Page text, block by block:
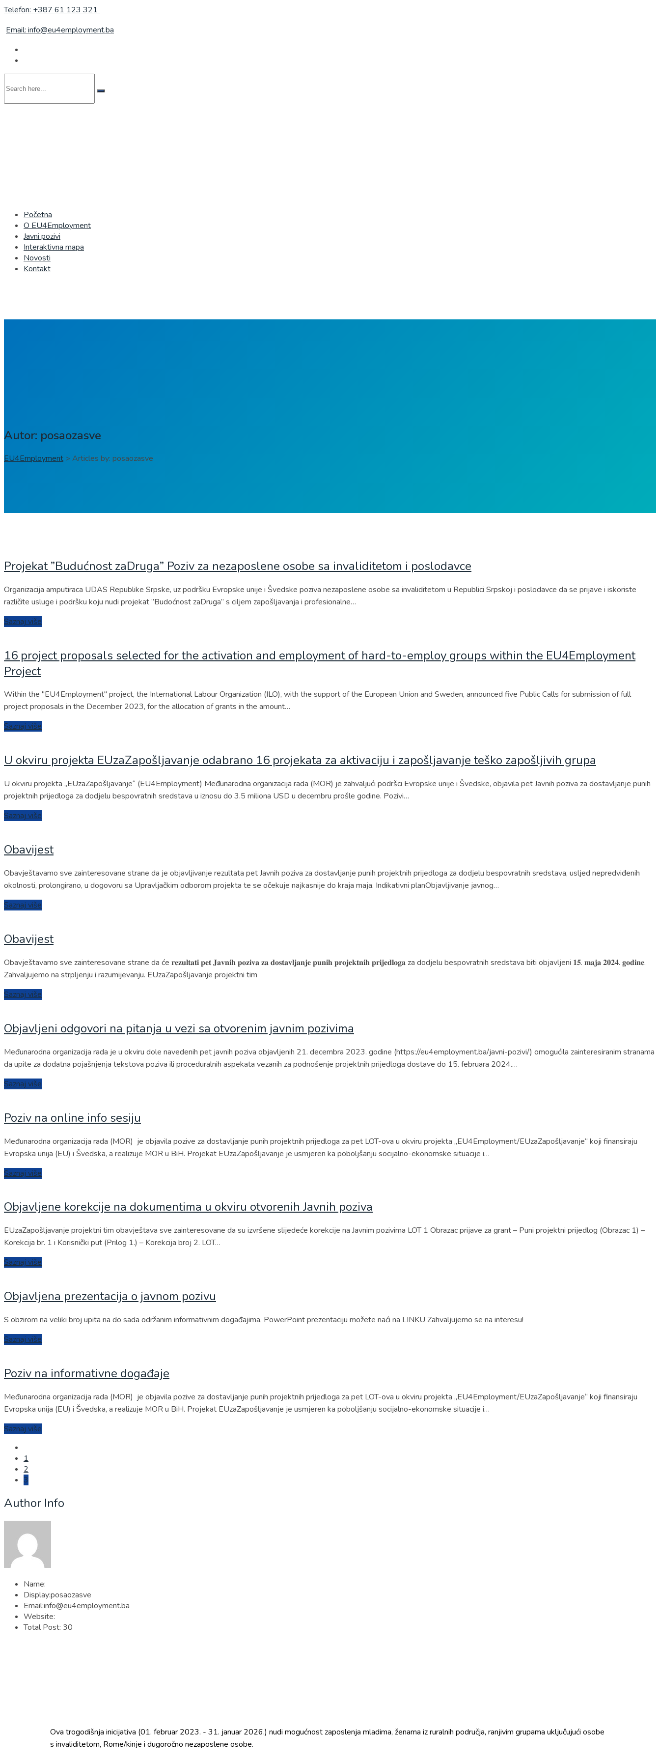
Telefon: +387 61 123 321
Email: info@eu4employment.ba
here...
Početna
O EU4Employment
Javni pozivi
Interaktivna mapa
Novosti
Kontakt
Autor: posaozasve
EU4Employment > Articles by: posaozasve
Projekat ”Budućnost zaDruga” Poziv za nezaposlene osobe sa invaliditetom i poslodavce
Organizacija amputiraca UDAS Republike Srpske, uz podršku Evropske unije i Švedske poziva nezaposlene osobe sa invaliditetom u Republici Srpskoj i poslodavce da se prijave i iskoriste
različite usluge i podršku koju nudi projekat ‘’Budoćnost zaDruga’’ s ciljem zapošljavanja i profesionalne…
Saznaj više
16 project proposals selected for the activation and employment of hard-to-employ groups within the EU4Employment
Project
Within the "EU4Employment" project, the International Labour Organization (ILO), with the support of the European Union and Sweden, announced five Public Calls for submission of full
project proposals in the December 2023, for the allocation of grants in the amount…
Saznaj više
U okviru projekta EUzaZapošljavanje odabrano 16 projekata za aktivaciju i zapošljavanje teško zapošljivih grupa
U okviru projekta „EUzaZapošljavanje“ (EU4Employment) Međunarodna organizacija rada (MOR) je zahvaljući podršci Evropske unije i Švedske, objavila pet Javnih poziva za dostavljanje punih
projektnih prijedloga za dodjelu bespovratnih sredstava u iznosu do 3.5 miliona USD u decembru prošle godine. Pozivi…
Saznaj više
Obavijest
Obavještavamo sve zainteresovane strane da je objavljivanje rezultata pet Javnih poziva za dostavljanje punih projektnih prijedloga za dodjelu bespovratnih sredstava, usljed nepredviđenih
okolnosti, prolongirano, u dogovoru sa Upravljačkim odborom projekta te se očekuje najkasnije do kraja maja. Indikativni planObjavljivanje javnog…
Saznaj više
Obavijest
Obavještavamo sve zainteresovane strane da će 𝐫𝐞𝐳𝐮𝐥𝐭𝐚𝐭𝐢 𝐩𝐞𝐭 𝐉𝐚𝐯𝐧𝐢𝐡 𝐩𝐨𝐳𝐢𝐯𝐚 𝐳𝐚 𝐝𝐨𝐬𝐭𝐚𝐯𝐥𝐣𝐚𝐧𝐣𝐞 𝐩𝐮𝐧𝐢𝐡 𝐩𝐫𝐨𝐣𝐞𝐤𝐭𝐧𝐢𝐡 𝐩𝐫𝐢𝐣𝐞𝐝𝐥𝐨𝐠𝐚 za dodjelu bespovratnih sredstava biti objavljeni 𝟏𝟓. 𝐦𝐚𝐣𝐚 𝟐𝟎𝟐𝟒. 𝐠𝐨𝐝𝐢𝐧𝐞.
Zahvaljujemo na strpljenju i razumijevanju. EUzaZapošljavanje projektni tim
Saznaj više
Objavljeni odgovori na pitanja u vezi sa otvorenim javnim pozivima
Međunarodna organizacija rada je u okviru dole navedenih pet javnih poziva objavljenih 21. decembra 2023. godine (https://eu4employment.ba/javni-pozivi/) omogućila zainteresiranim stranama
da upite za dodatna pojašnjenja tekstova poziva ili proceduralnih aspekata vezanih za podnošenje projektnih prijedloga dostave do 15. februara 2024.…
Saznaj više
Poziv na online info sesiju
Međunarodna organizacija rada (MOR) je objavila pozive za dostavljanje punih projektnih prijedloga za pet LOT-ova u okviru projekta „EU4Employment/EUzaZapošljavanje“ koji finansiraju
Evropska unija (EU) i Švedska, a realizuje MOR u BiH. Projekat EUzaZapošljavanje je usmjeren ka poboljšanju socijalno-ekonomske situacije i…
Saznaj više
Objavljene korekcije na dokumentima u okviru otvorenih Javnih poziva
EUzaZapošljavanje projektni tim obavještava sve zainteresovane da su izvršene slijedeće korekcije na Javnim pozivima LOT 1 Obrazac prijave za grant – Puni projektni prijedlog (Obrazac 1) –
Korekcija br. 1 i Korisnički put (Prilog 1.) – Korekcija broj 2. LOT…
Saznaj više
Objavljena prezentacija o javnom pozivu
S obzirom na veliki broj upita na do sada održanim informativnim događajima, PowerPoint prezentaciju možete naći na LINKU Zahvaljujemo se na interesu!
Saznaj više
Poziv na informativne događaje
Međunarodna organizacija rada (MOR) je objavila pozive za dostavljanje punih projektnih prijedloga za pet LOT-ova u okviru projekta „EU4Employment/EUzaZapošljavanje“ koji finansiraju
Evropska unija (EU) i Švedska, a realizuje MOR u BiH. Projekat EUzaZapošljavanje je usmjeren ka poboljšanju socijalno-ekonomske situacije i…
Saznaj više
Navigacija
člancima
1
2
3
Author Info
Name:
Display:posaozasve
Email:info@eu4employment.ba
Website:
Total Post: 30
Ova trogodišnja inicijativa (01. februar 2023. - 31. januar 2026.) nudi mogućnost zaposlenja mladima, ženama iz ruralnih područja, ranjivim grupama uključujući osobe
s invaliditetom, Rome/kinje i dugoročno nezaposlene osobe.